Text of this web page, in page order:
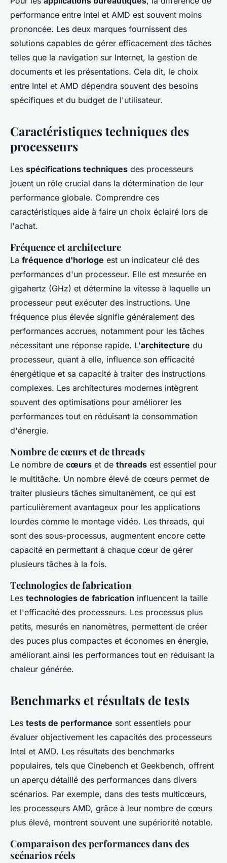
performance entre Intel et AMD est souvent moins
prononcée. Les deux marques fournissent des
solutions capables de gérer efficacement des tâches
telles que la navigation sur Internet, la gestion de
documents et les présentations. Cela dit, le choix
entre Intel et AMD dépendra souvent des besoins
spécifiques et du budget de l'utilisateur.
Caractéristiques techniques des
processeurs
Les spécifications techniques des processeurs
jouent un rôle crucial dans la détermination de leur
performance globale. Comprendre ces
caractéristiques aide à faire un choix éclairé lors de
l'achat.
Fréquence et architecture
La fréquence d'horloge est un indicateur clé des
performances d'un processeur. Elle est mesurée en
gigahertz (GHz) et détermine la vitesse à laquelle un
processeur peut exécuter des instructions. Une
fréquence plus élevée signifie généralement des
performances accrues, notamment pour les tâches
nécessitant une réponse rapide. L'architecture du
processeur, quant à elle, influence son efficacité
énergétique et sa capacité à traiter des instructions
complexes. Les architectures modernes intègrent
souvent des optimisations pour améliorer les
performances tout en réduisant la consommation
d'énergie.
Nombre de cœurs et de threads
Le nombre de cœurs et de threads est essentiel pour
le multitâche. Un nombre élevé de cœurs permet de
traiter plusieurs tâches simultanément, ce qui est
particulièrement avantageux pour les applications
lourdes comme le montage vidéo. Les threads, qui
sont des sous-processus, augmentent encore cette
capacité en permettant à chaque cœur de gérer
plusieurs tâches à la fois.
Technologies de fabrication
Les technologies de fabrication influencent la taille
et l'efficacité des processeurs. Les processus plus
petits, mesurés en nanomètres, permettent de créer
des puces plus compactes et économes en énergie,
améliorant ainsi les performances tout en réduisant la
chaleur générée.
Benchmarks et résultats de tests
Les tests de performance sont essentiels pour
évaluer objectivement les capacités des processeurs
Intel et AMD. Les résultats des benchmarks
populaires, tels que Cinebench et Geekbench, offrent
un aperçu détaillé des performances dans divers
scénarios. Par exemple, dans des tests multicœurs,
les processeurs AMD, grâce à leur nombre de cœurs
plus élevé, montrent souvent une supériorité notable.
Comparaison des performances dans des
scénarios réels